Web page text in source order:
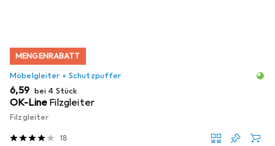
MENGENRABATT
Möbelgleiter + Schutzpuffer
EUR
6,59 bei 4 Stück
OK-Line Filzgleiter
Filzgleiter
18